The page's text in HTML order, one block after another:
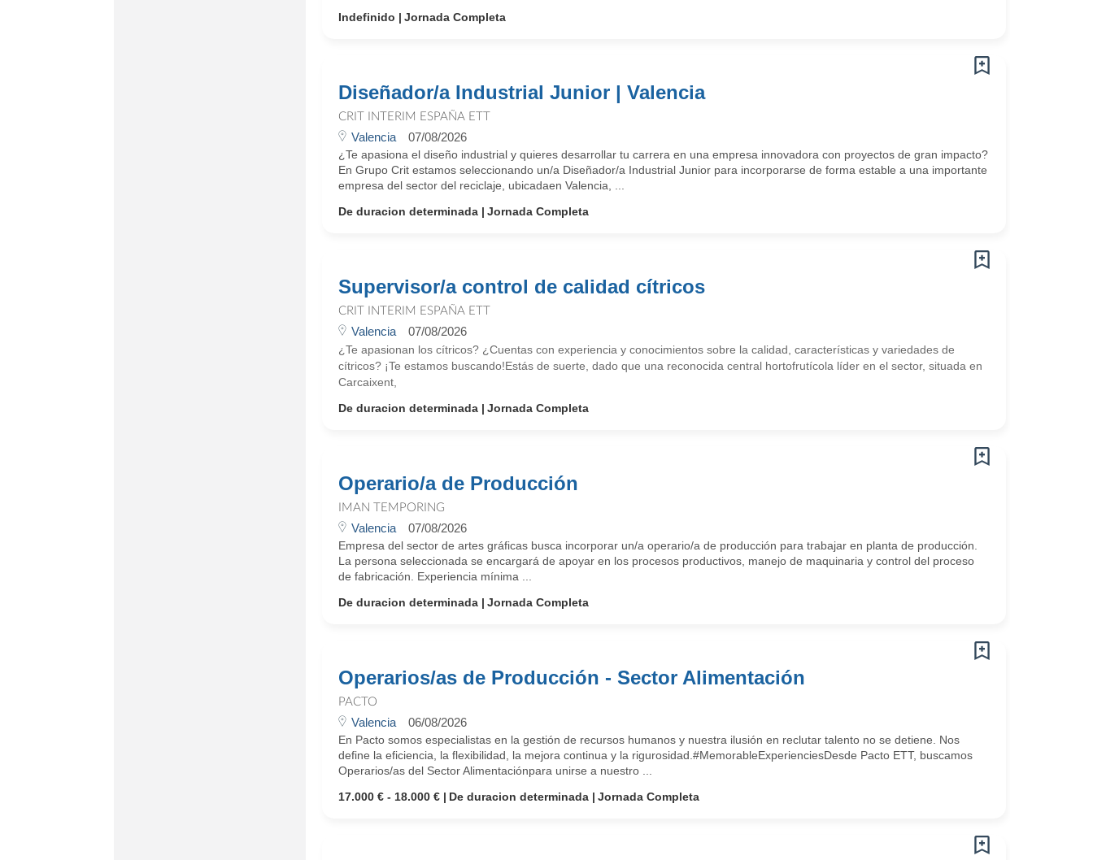
Indefinido
Jornada Completa
Diseñador/a Industrial Junior | Valencia
CRIT INTERIM ESPAÑA ETT
Valencia 07/08/2026
¿Te apasiona el diseño industrial y quieres desarrollar tu carrera en una empresa innovadora con proyectos de gran impacto?
En Grupo Crit estamos seleccionando un/a Diseñador/a Industrial Junior para incorporarse de forma estable a una importante
empresa del sector del reciclaje, ubicadaen Valencia, ...
De duracion determinada
Jornada Completa
Supervisor/a control de calidad cítricos
CRIT INTERIM ESPAÑA ETT
Valencia 07/08/2026
¿Te apasionan los cítricos? ¿Cuentas con experiencia y conocimientos sobre la calidad, características y variedades de
cítricos? ¡Te estamos buscando!Estás de suerte, dado que una reconocida central hortofrutícola líder en el sector, situada en
Carcaixent,
De duracion determinada
Jornada Completa
Operario/a de Producción
IMAN TEMPORING
Valencia 07/08/2026
Empresa del sector de artes gráficas busca incorporar un/a operario/a de producción para trabajar en planta de producción.
La persona seleccionada se encargará de apoyar en los procesos productivos, manejo de maquinaria y control del proceso
de fabricación. Experiencia mínima ...
De duracion determinada
Jornada Completa
Operarios/as de Producción - Sector Alimentación
PACTO
Valencia 06/08/2026
En Pacto somos especialistas en la gestión de recursos humanos y nuestra ilusión en reclutar talento no se detiene. Nos
define la eficiencia, la flexibilidad, la mejora continua y la rigurosidad.#MemorableExperienciesDesde Pacto ETT, buscamos
Operarios/as del Sector Alimentaciónpara unirse a nuestro ...
17.000 € - 18.000 €
De duracion determinada Jornada Completa